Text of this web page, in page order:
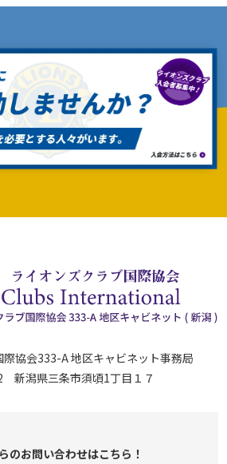
協会333-A 地区キャビネット事務局
新潟県三条市須頃1丁目１７
のお問い合わせはこちら！